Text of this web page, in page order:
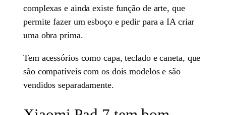
complexas e ainda existe função de arte, que
permite fazer um esboço e pedir para a IA criar
uma obra prima.
Tem acessórios como capa, teclado e caneta, que
são compatíveis com os dois modelos e são
vendidos separadamente.